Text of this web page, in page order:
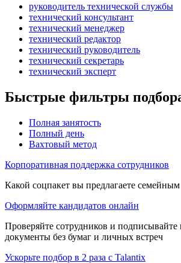
руководитель технической службы
технический консультант
технический менеджер
технический редактор
технический руководитель
технический секретарь
технический эксперт
Быстрые фильтры
Полная занятость
Полный день
Вахтовый метод
Корпоративная поддержка сотрудников
Какой соцпакет вы предлагаете
Оформляйте кандидатов онлайн
Проверяйте сотрудников и подписывайте
документы без бумаг и личных встреч
Ускорьте подбор в 2 раза с Talantix